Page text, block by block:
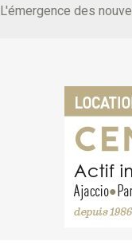
L'émergence des